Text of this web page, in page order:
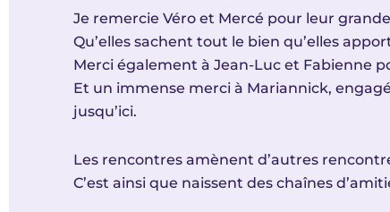
Je remercie Véro et Mercé pour leur
Qu’elles sachent tout le bien qu’elles
Merci également à Jean-Luc et Fabienne
Et un immense merci à Mariannick,
jusqu’ici.
Les rencontres amènent d’autres
C’est ainsi que naissent des chaînes